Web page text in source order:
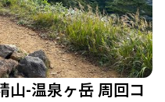
紅葉が美しく、登山道沿い
。冬の寒さも厳しく、特に
もあるため、十分な防寒対策
温泉での入浴が楽しみの一
とができます。 このコ
みながら、体を動かしたい
山-温泉ヶ岳 周回コ